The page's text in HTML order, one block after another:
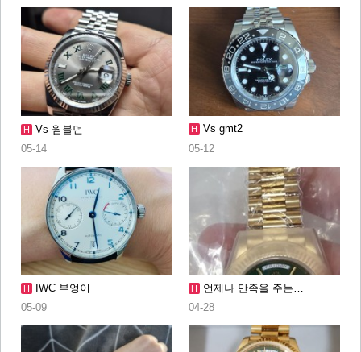
H
Vs 윔블던
05-14
H
Vs gmt2
05-12
H
IWC 부엉이
05-09
H
언제나 만족을 주는…
04-28